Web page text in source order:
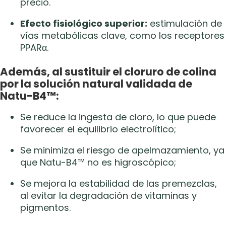
Efecto fisiológico superior: estimulación de
vías metabólicas clave, como los receptores
PPARα.
Además, al sustituir el cloruro de colina
por la solución natural validada de
Natu-B4™:
Se reduce la ingesta de cloro, lo que puede
favorecer el equilibrio electrolítico;
Se minimiza el riesgo de apelmazamiento, ya
que Natu-B4™ no es higroscópico;
Se mejora la estabilidad de las premezclas,
al evitar la degradación de vitaminas y
pigmentos.